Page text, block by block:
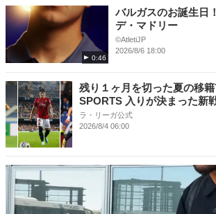
0:46
バルガスのお誕生日
デ・マドリー
©️AtletiJP
2026/8/6 18:00
残り１ヶ月を切った夏の移
SPORTS 入りが決まった新
ラ・リーガ公式
2026/8/4 06:00